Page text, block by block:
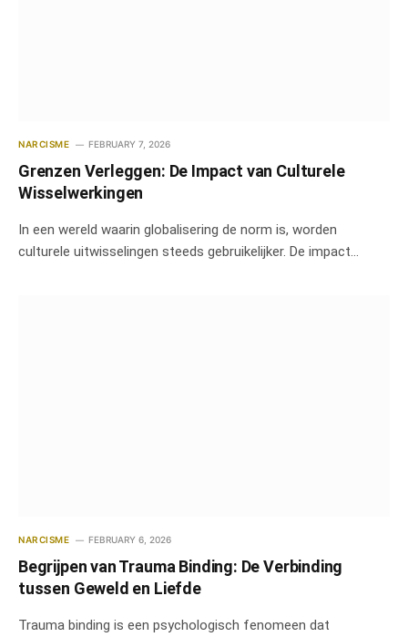
NARCISME FEBRUARY 7, 2026
Grenzen Verleggen: De Impact van Culturele
Wisselwerkingen
In een wereld waarin globalisering de norm is, worden
culturele uitwisselingen steeds gebruikelijker. De impact…
NARCISME FEBRUARY 6, 2026
Begrijpen van Trauma Binding: De Verbinding
tussen Geweld en Liefde
Trauma binding is een psychologisch fenomeen dat